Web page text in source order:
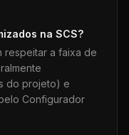
na SCS?
respeitar a faixa de
do projeto) e
Configurador